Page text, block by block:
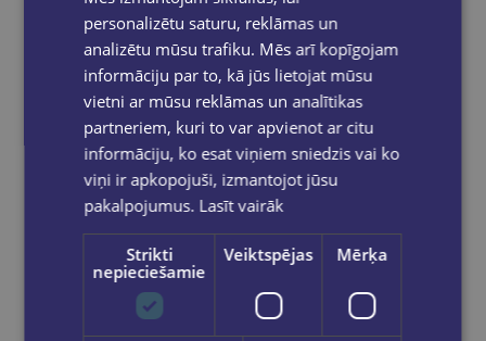
personalizētu saturu, reklāmas un
analizētu mūsu trafiku. Mēs arī kopīgojam
informāciju par to, kā jūs lietojat mūsu
vietni ar mūsu reklāmas un analītikas
partneriem, kuri to var apvienot ar citu
informāciju, ko esat viņiem sniedzis vai ko
viņi ir apkopojuši, izmantojot jūsu
pakalpojumus. Lasīt vairāk
Strikti
nepieciešamie
Veiktspējas Mērķa